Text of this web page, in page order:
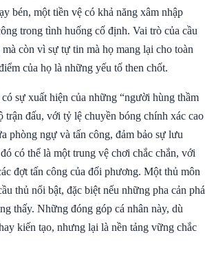
bén, một tiền vệ có khả năng xâm nhập
trong tình huống cố định. Vai trò của cầu
còn vì sự tự tin mà họ mang lại cho toàn
của họ là những yếu tố then chốt.
sự xuất hiện của những “người hùng thầm
đấu, với tỷ lệ chuyền bóng chính xác cao
phòng ngự và tấn công, đảm bảo sự lưu
có thể là một trung vệ chơi chắc chắn, với
đợt tấn công của đối phương. Một thủ môn
thủ nổi bật, đặc biệt nếu những pha cản phá
thấy. Những đóng góp cá nhân này, dù
kiến tạo, nhưng lại là nền tảng vững chắc